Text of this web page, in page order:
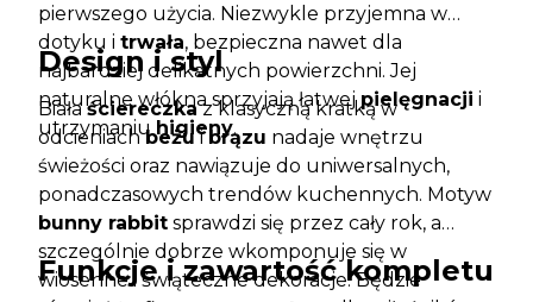
pierwszego użycia. Niezwykle przyjemna w
dotyku i trwała, bezpieczna nawet dla
najbardziej delikatnych powierzchni. Jej
naturalne włókna sprzyjają łatwej pielęgnacji i
utrzymaniu higieny.
Design i styl
Białaściereczkaz klasyczną kratką w
odcieniachbeżui brązu nadaje wnętrzu
świeżości oraz nawiązuje do uniwersalnych,
ponadczasowych trendów kuchennych. Motyw
bunny rabbit sprawdzi się przez cały rok, a
szczególnie dobrze wkomponuje się w
wiosenne i świąteczne dekoracje. Będzie
Funkcje i zawartość kompletu